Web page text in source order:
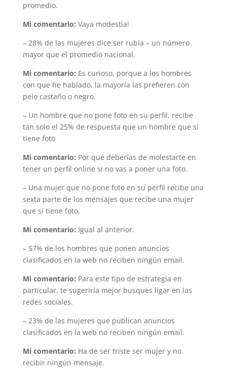
promedio.
Mi comentario: Vaya modestia!
– 28% de las mujeres dice ser rubia – un número
mayor que el promedio nacional.
Mi comentario: Es curioso, porque a los hombres
con que he hablado, la mayoría las prefieren con
pelo castaño o negro.
– Un hombre que no pone foto en su perfil, recibe
tan solo el 25% de respuesta que un hombre que sí
tiene foto
Mi comentario: Por qué deberías de molestarte en
tener un perfil online si no vas a poner una foto.
– Una mujer que no pone foto en su perfil recibe una
sexta parte de los mensajes que recibe una mujer
que sí tiene foto.
Mi comentario: Igual al anterior.
– 57% de los hombres que ponen anuncios
clasificados en la web no reciben ningún email.
Mi comentario: Para este tipo de estrategia en
particular, te sugeriría mejor busques ligar en las
redes sociales.
– 23% de las mujeres que publican anuncios
clasificados en la web no reciben ningún email.
Mi comentario: Ha de ser triste ser mujer y no
recibir ningún mensaje.